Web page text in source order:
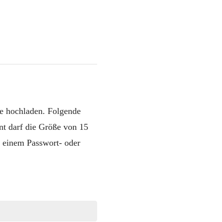
hochladen. Folgende
darf die Größe von 15
Passwort- oder